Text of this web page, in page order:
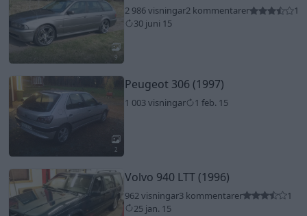
9
2 986 visningar2 kommentarer
1
30 juni 15
2
Peugeot 306 (1997)
1 003 visningar 1 feb. 15
Volvo 940 LTT (1996)
962 visningar3 kommentarer
1
25 jan. 15